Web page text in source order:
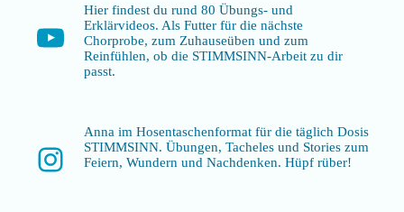
YouTube
Hier findest du rund 80 Übungs- und
Erklärvideos. Als Futter für die nächste
Chorprobe, zum Zuhauseüben und zum
Reinfühlen, ob die STIMMSINN-Arbeit zu dir
passt.
Instagram
Anna im Hosentaschenformat für die täglich Dosis
STIMMSINN. Übungen, Tacheles und Stories zum
Feiern, Wundern und Nachdenken. Hüpf rüber!